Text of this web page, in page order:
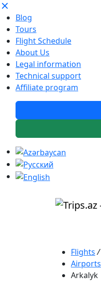
Blog
Tours
Flight Schedule
About Us
Legal information
Technical support
Affiliate program
Flights /
Airports
Arkalyk